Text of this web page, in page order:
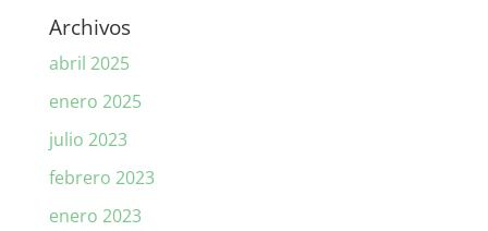
Archivos
abril 2025
enero 2025
julio 2023
febrero 2023
enero 2023